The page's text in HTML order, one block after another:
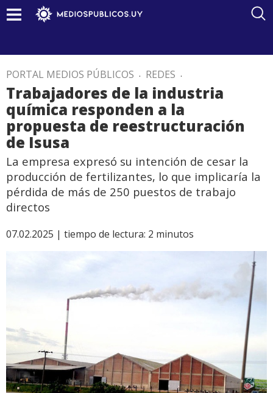
PORTAL MEDIOS PÚBLICOS . REDES .
Trabajadores de la industria
química responden a la
propuesta de reestructuración
de Isusa
La empresa expresó su intención de cesar la
producción de fertilizantes, lo que implicaría la
pérdida de más de 250 puestos de trabajo
directos
07.02.2025 | tiempo de lectura: 2 minutos